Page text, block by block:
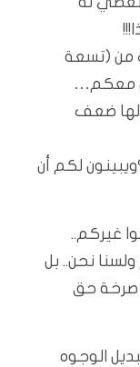
من (تسعة
معكم…
لها ضعف
لكم أن
غيركم..
نحن.. بل
صرخة حق
الوجوه